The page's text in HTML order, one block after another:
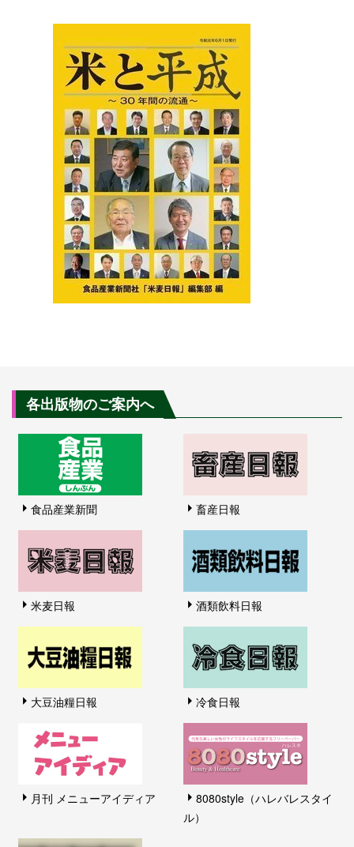
各出版物のご案内へ
食品産業新聞 畜産日報
米麦日報 酒類飲料日報
大豆油糧日報 冷食日報
月刊 メニューアイディア
8080style（ハレバレスタイ
ル）